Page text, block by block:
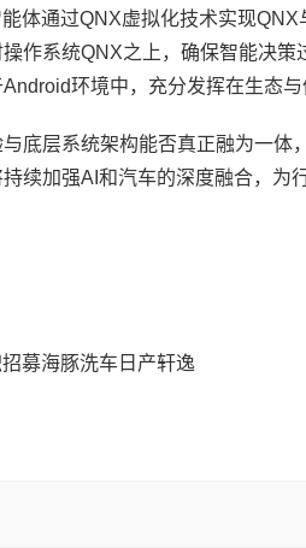
体通过QNX虚拟化技术实现
作系统QNX之上，确保智能决
环境中，充分发挥在生态与
底层系统架构能否真正融为一
续加强AI和汽车的深度融合，为
募海豚洗车日产轩逸